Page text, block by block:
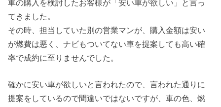
車の購入を検討したお客様が「安い車が欲しい」と言っ
てきました。
その時、担当していた別の営業マンが、購入金額は安い
が燃費は悪く、ナビもついてない車を提案しても高い確
率で成約に至りませんでした。
確かに安い車が欲しいと言われたので、言われた通りに
提案をしているので間違いではないですが、車の色、燃